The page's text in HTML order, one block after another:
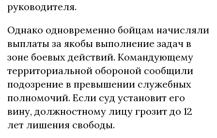
руководителя.
Однако одновременно бойцам начисляли
выплаты за якобы выполнение задач в
зоне боевых действий. Командующему
территориальной обороной сообщили
подозрение в превышении служебных
полномочий. Если суд установит его
вину, должностному лицу грозит до 12
лет лишения свободы.